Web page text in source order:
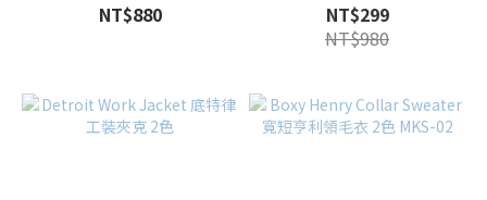
NT$880
NT$299
NT$980